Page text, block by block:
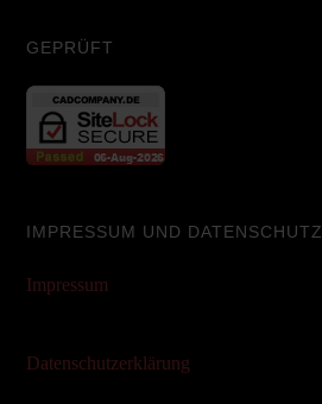
GEPRÜFT
IMPRESSUM UND DATENSCHUTZ
Impressum
Datenschutzerklärung